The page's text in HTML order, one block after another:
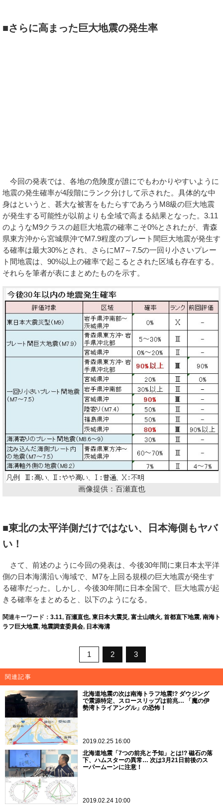
■さらに高まった巨大地震の発生率
今回の発表では、各地の危険度が誰にでもわかりやすいように
地震の発生確率が4段階にランク分けして示された。具体的な中
身はというと、甚大な被害をもたらすであろうM8級の巨大地震
が発生する可能性が以前よりも全域で高まる結果となった。3.11
のようなM9クラスの超巨大地震の確率こそ0%とされたが、青森
県東方沖から宮城県沖でM7.9程度のプレート間巨大地震が発生す
る確率は最大30%とされ、さらにM7～7.5の一回り小さいプレー
ト間地震は、90%以上の確率で起こるとされた区域も存在する。
それらを筆者が表にまとめたものを示す。
画像提供：百瀬直也
■東北の太平洋側だけではない、日本海側もヤバ
い！
さて、前述のように今回の発表は、今後30年間に東日本太平洋
側の日本海溝沿い海域で、M7を上回る規模の巨大地震が発生す
る確率だった。しかし、今後30年間に日本全国で、巨大地震が起
きる確率をまとめると、以下のようになる。
関連キーワード： 3.11, 百瀬直也, 東日本大震災, 富士山噴火, 首都直下地震, 南海ト
ラフ巨大地震, 地震調査委員会, 日本海溝
1 2 3
関連記事
北海道地震の次は南海トラフ地震!? ダウジング
で震源特定、スロースリップは前兆… 「魔の伊
勢湾トライアングル」の恐怖！
2019.02.25 16:00
北海道地震「7つの前兆と予知」とは!? 磁石の落
下、ハムスターの異常… 次は3月21日前後のス
ーパームーンに注意！
2019.02.24 10:00